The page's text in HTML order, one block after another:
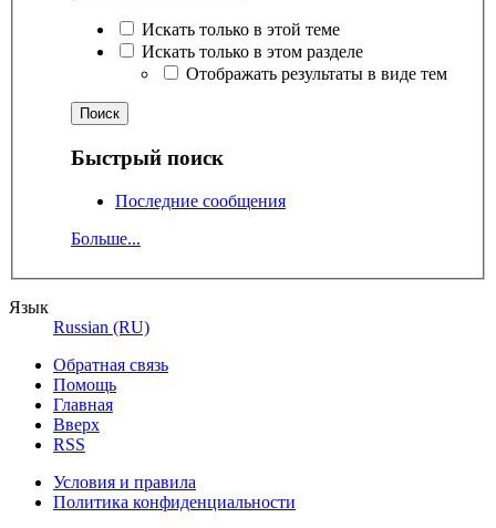
Искать только в этой теме
Искать только в этом разделе
Отображать результаты в виде тем
Быстрый поиск
Последние сообщения
Больше...
Язык
Russian (RU)
Обратная связь
Помощь
Главная
Вверх
RSS
Условия и правила
Политика конфиденциальности